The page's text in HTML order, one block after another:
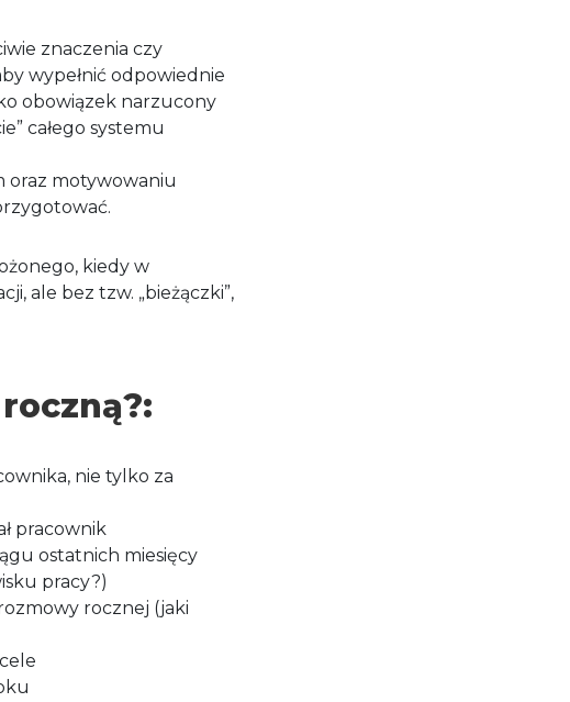
znaczenia czy
wypełnić odpowiednie
obowiązek narzucony
całego systemu
oraz motywowaniu
kiedy w
ale bez tzw. „bieżączki”,
nie tylko za
pracownik
ostatnich miesięcy
pracy?)
rocznej (jaki